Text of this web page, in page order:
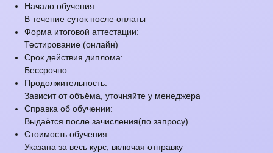
Начало обучения:
В течение суток после оплаты
Форма итоговой аттестации:
Тестирование (онлайн)
Срок действия диплома:
Бессрочно
Продолжительность:
Зависит от объёма, уточняйте у менеджера
Справка об обучении:
Выдаётся после зачисления(по запросу)
Стоимость обучения:
Указана за весь курс, включая отправку